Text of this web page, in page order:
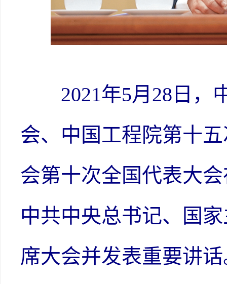
2021年5月28日，
会、中国工程院第十
会第十次全国代表大
中共中央总书记、国
席大会并发表重要讲